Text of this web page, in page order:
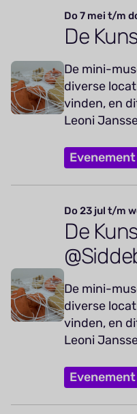
Do 7 mei t/m
De
De mini-
diverse
vinden, en
Leoni
Evenement
Do 23 jul t/m
De
De mini-
diverse
vinden, en
Leoni
Evenement